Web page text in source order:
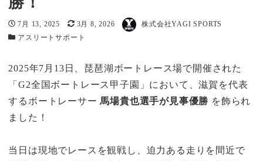
投稿日
7月 13, 2025 更新日
3月 8, 2026 著者
株式会社YAGI SPORTS
カテゴリー
アスリートサポート
2025年7月13日、琵琶湖ボートレース場で開催された
「G2全国ボートレース甲子園」において、滋賀を代表
するボートレーサー馬場貴也選手が見事優勝 を飾られ
ました！
当日は現地でレースを観戦し、迫力ある走りを間近で